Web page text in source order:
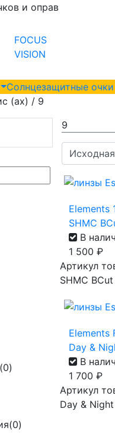
и оправ
FOCUS
VISION
Солнцезащитные очки
(ax) / 9
(0)
(0)
9
Elements
SHMC
В
1 500 ₽
Артикул
SHMC BCut
Elements
Day &
В
1 700 ₽
Артикул
Day &